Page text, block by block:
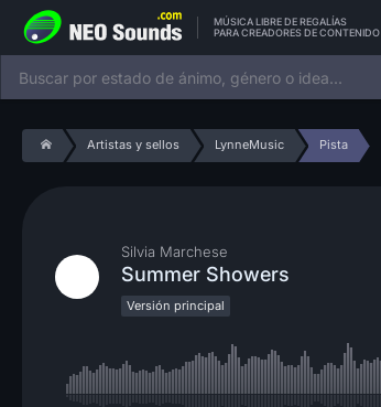
MÚSICA LIBRE DE REGALÍAS
PARA CREADORES DE CONTENIDO
Artistas y sellos LynneMusic Pista
Silvia Marchese
Summer Showers
Versión principal